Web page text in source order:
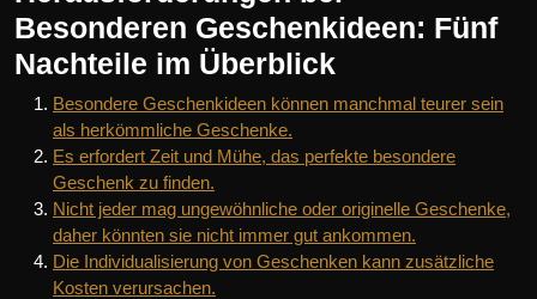
Besonderen Geschenkideen: Fünf
Nachteile im Überblick
Besondere Geschenkideen können manchmal teurer sein
als herkömmliche Geschenke.
Es erfordert Zeit und Mühe, das perfekte besondere
Geschenk zu finden.
Nicht jeder mag ungewöhnliche oder originelle Geschenke,
daher könnten sie nicht immer gut ankommen.
Die Individualisierung von Geschenken kann zusätzliche
Kosten verursachen.